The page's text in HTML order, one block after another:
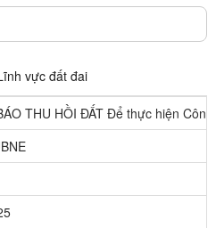
vực đất đai
THU HỒI ĐẤT Để thực hiện